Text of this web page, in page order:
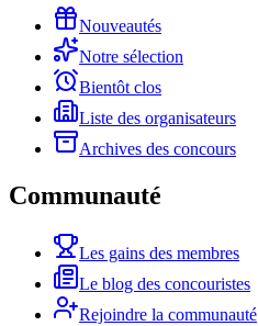
Nouveautés
Notre sélection
Bientôt clos
Liste des organisateurs
Archives des concours
Communauté
Les gains des membres
Le blog des concouristes
Rejoindre la communauté